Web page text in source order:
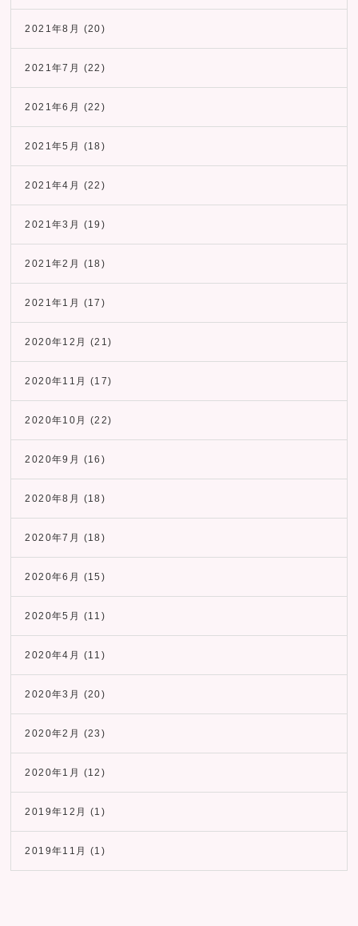
2021年8月 (20)
2021年7月 (22)
2021年6月 (22)
2021年5月 (18)
2021年4月 (22)
2021年3月 (19)
2021年2月 (18)
2021年1月 (17)
2020年12月 (21)
2020年11月 (17)
2020年10月 (22)
2020年9月 (16)
2020年8月 (18)
2020年7月 (18)
2020年6月 (15)
2020年5月 (11)
2020年4月 (11)
2020年3月 (20)
2020年2月 (23)
2020年1月 (12)
2019年12月 (1)
2019年11月 (1)